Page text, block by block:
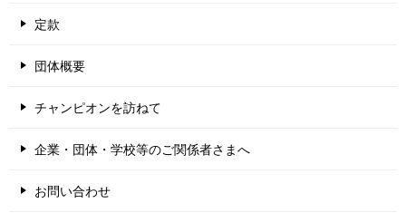
定款
団体概要
チャンピオンを訪ねて
企業・団体・学校等のご関係者さまへ
お問い合わせ